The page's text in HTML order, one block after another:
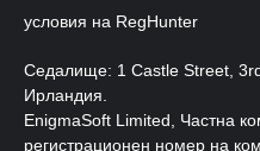
условия на RegHunter
Седалище: 1 Castle Street,
Ирландия.
EnigmaSoft Limited, Частна
регистрационен номер на